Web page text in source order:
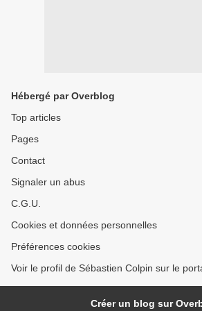
Hébergé par Overblog
Top articles
Pages
Contact
Signaler un abus
C.G.U.
Cookies et données personnelles
Préférences cookies
Voir le profil de Sébastien Colpin sur le
Créer un blog sur